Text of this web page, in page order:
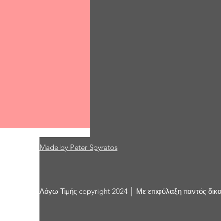
Comments
Write a comment...
Made by Peter Spyratos
Λόγω Τιμής copyright 2024 │ Με επιφύλαξη παντός